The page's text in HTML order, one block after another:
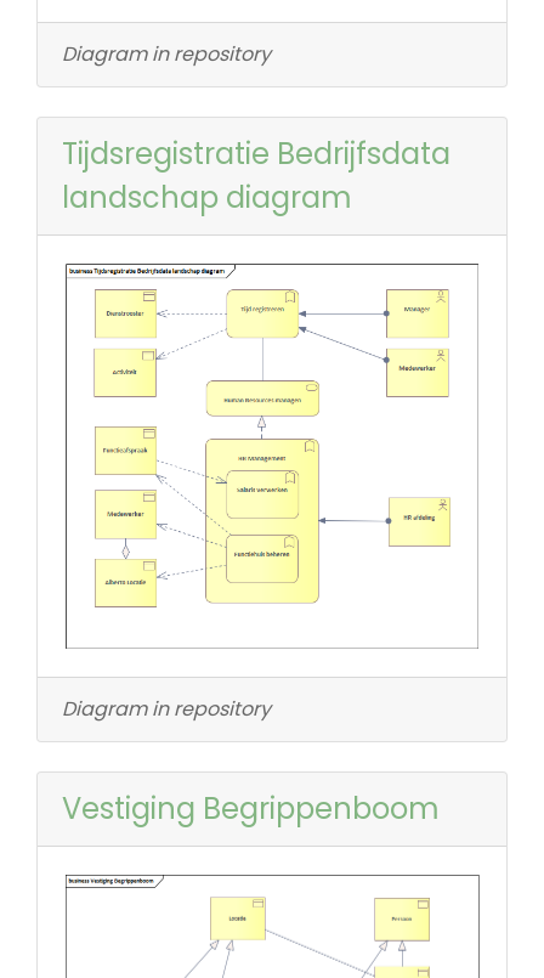
Diagram in repository
Tijdsregistratie Bedrijfsdata
landschap diagram
Diagram in repository
Vestiging Begrippenboom